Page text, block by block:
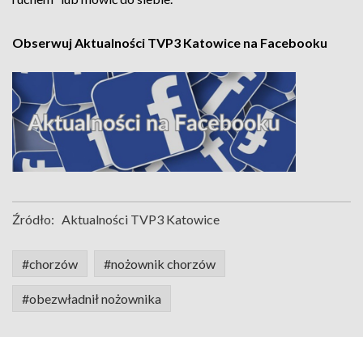
Obserwuj Aktualności TVP3 Katowice na Facebooku
Źródło: Aktualności TVP3 Katowice
#chorzów #nożownik chorzów
#obezwładnił nożownika